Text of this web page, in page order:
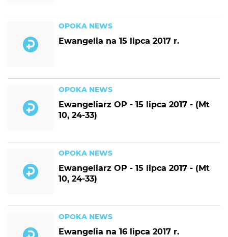
OPOKA NEWS
Ewangelia na 15 lipca 2017 r.
OPOKA NEWS
Ewangeliarz OP - 15 lipca 2017 - (Mt
10, 24-33)
OPOKA NEWS
Ewangeliarz OP - 15 lipca 2017 - (Mt
10, 24-33)
OPOKA NEWS
Ewangelia na 16 lipca 2017 r.